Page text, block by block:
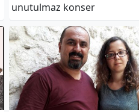
unutulmaz konser